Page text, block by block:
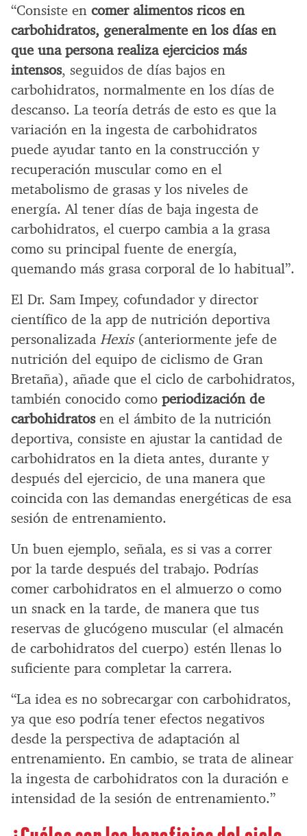
“Consiste en comer alimentos ricos en
carbohidratos, generalmente en los días en
que una persona realiza ejercicios más
intensos, seguidos de días bajos en
carbohidratos, normalmente en los días de
descanso. La teoría detrás de esto es que la
variación en la ingesta de carbohidratos
puede ayudar tanto en la construcción y
recuperación muscular como en el
metabolismo de grasas y los niveles de
energía. Al tener días de baja ingesta de
carbohidratos, el cuerpo cambia a la grasa
como su principal fuente de energía,
quemando más grasa corporal de lo habitual”.
El Dr. Sam Impey, cofundador y director
científico de la app de nutrición deportiva
personalizada Hexis(anteriormente jefe de
nutrición del equipo de ciclismo de Gran
Bretaña), añade que el ciclo de carbohidratos,
también conocido como periodización de
carbohidratosen el ámbito de la nutrición
deportiva, consiste en ajustar la cantidad de
carbohidratos en la dieta antes, durante y
después del ejercicio, de una manera que
coincida con las demandas energéticas de esa
sesión de entrenamiento.
Un buen ejemplo, señala, es si vas a correr
por la tarde después del trabajo. Podrías
comer carbohidratos en el almuerzo o como
un snack en la tarde, de manera que tus
reservas de glucógeno muscular (el almacén
de carbohidratos del cuerpo) estén llenas lo
suficiente para completar la carrera.
“La idea es no sobrecargar con carbohidratos,
ya que eso podría tener efectos negativos
desde la perspectiva de adaptación al
entrenamiento. En cambio, se trata de alinear
la ingesta de carbohidratos con la duración e
intensidad de la sesión de entrenamiento.”